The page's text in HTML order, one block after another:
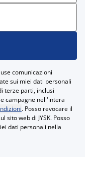
comunicazioni
sui miei dati personali
terze parti, inclusi
campagne nell'intera
. Posso revocare il
sito web di JYSK. Posso
dati personali nella